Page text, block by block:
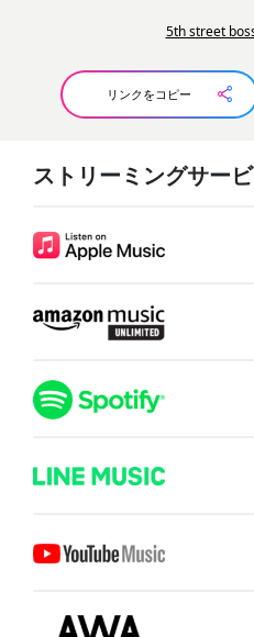
5th street
リンクをコピー
ストリーミングサー